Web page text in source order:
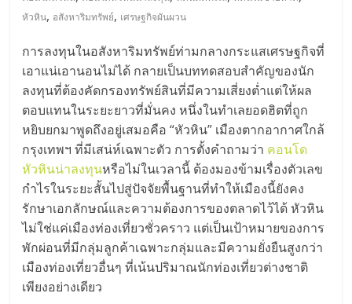
มอี
ไทย,
SMEs,
แฟ
รน
ไชส์,
หัวหิน, อสังหาริมทรัพย์, เศรษฐกิจผันผวน
การลงทุนในอสังหาริมทรัพย์ท่ามกลางกระแสเศรษฐกิจที่
เอาแน่เอานอนไม่ได้ กลายเป็นบททดสอบสำคัญของนัก
ลงทุนที่ต้องคัดกรองทรัพย์สินที่มีความเสี่ยงต่ำแต่ให้ผล
ตอบแทนในระยะยาวที่มั่นคง หนึ่งในทำเลยอดฮิตที่ถูก
หยิบยกมาพูดถึงอยู่เสมอคือ “หัวหิน” เมืองตากอากาศใกล้
กรุงเทพฯ ที่มีเสน่ห์เฉพาะตัว การตั้งคำถามว่า คอนโด
หัวหินน่าลงทุนหรือไม่ในเวลานี้ ต้องมองข้ามเรื่องตัวเลข
กำไรในระยะสั้นไปสู่ปัจจัยพื้นฐานที่ทำให้เมืองนี้ยังคง
รักษาเอกลักษณ์และความต้องการของตลาดไว้ได้ หัวหิน
ไม่ใช่แค่เมืองท่องเที่ยวชั่วคราว แต่เป็นเป้าหมายของการ
พักผ่อนที่มีกลุ่มลูกค้าเฉพาะกลุ่มและมีความยั่งยืนสูงกว่า
เมืองท่องเที่ยวอื่นๆ ที่เน้นปริมาณนักท่องเที่ยวต่างชาติ
เพียงอย่างเดียว